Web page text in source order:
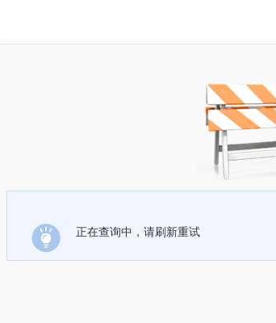
正在查询中，请刷新重试